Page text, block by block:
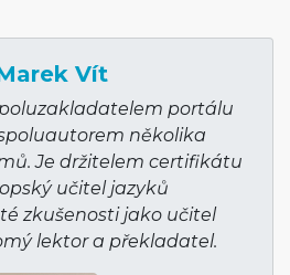
Vít
portálu
několika
Je držitelem certifikátu
učitel jazyků
zkušenosti jako učitel
lektor a překladatel.